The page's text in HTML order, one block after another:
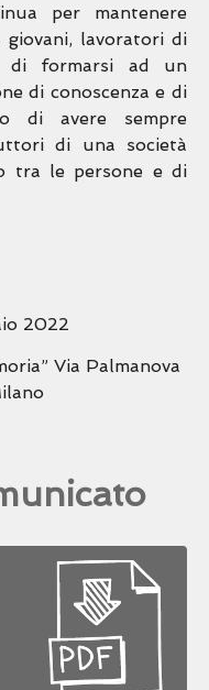
per mantenere
lavoratori di
di formarsi ad un
di conoscenza e di
di avere sempre
di una società
tra le persone e di
2022
Via Palmanova